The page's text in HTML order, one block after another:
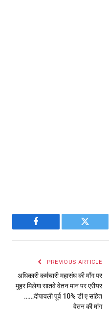
Facebook Twitter
PREVIOUS ARTICLE
अधिकारी कर्मचारी महासंघ की माँग पर
मुहर मिलेगा सातवे वेतन मान पर एरीयर
……दीपावली पूर्व 10% डी ए सहित
वेतन की मांग